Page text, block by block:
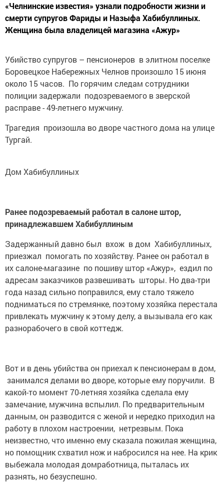
«Челнинские известия» узнали подробности жизни и
смерти супругов Фариды и Назыфа Хабибуллиных.
Женщина была владелицей магазина «Ажур»
Убийство супругов – пенсионеров в элитном поселке
Боровецкое Набережных Челнов произошло 15 июня
около 15 часов. По горячим следам сотрудники
полиции задержали подозреваемого в зверской
расправе - 49-летнего мужчину.
Трагедия произошла во дворе частного дома на улице
Тургай.
Дом Хабибуллиных
Ранее подозреваемый работал в салоне штор,
принадлежавшем Хабибуллиным
Задержанный давно был вхож в дом Хабибуллиных,
приезжал помогать по хозяйству. Ранее он работал в
их салоне-магазине по пошиву штор «Ажур», ездил по
адресам заказчиков развешивать шторы. Но два-три
года назад сильно поправился, ему стало тяжело
подниматься по стремянке, поэтому хозяйка перестала
привлекать мужчину к этому делу, а вызывала его как
разнорабочего в свой коттедж.
Вот и в день убийства он приехал к пенсионерам в дом,
занимался делами во дворе, которые ему поручили. В
какой-то момент 70-летняя хозяйка сделала ему
замечание, мужчина вспылил. По предварительным
данным, он разводится с женой и нередко приходил на
работу в плохом настроении, нетрезвым. Пока
неизвестно, что именно ему сказала пожилая женщина,
но помощник схватил нож и набросился на нее. На крик
выбежала молодая домработница, пыталась их
разнять, но безуспешно.